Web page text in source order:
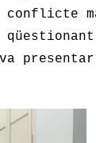
conflicte